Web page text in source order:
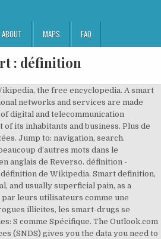
ABOUT MAPS FAQ
: définition
the free encyclopedia. A smart
networks and services are made
digital and telecommunication
its inhabitants and business. Plus de
Jump to: navigation, search.
d’autres mots dans le
anglais de Reverso. définition -
de Wikipedia. Smart definition,
and usually superficial pain, as a
leurs utilisateurs comme une
illicites, les smart-drugs se
S comme Spécifique. The Outlook.com
(SNDS) gives you the data you need to